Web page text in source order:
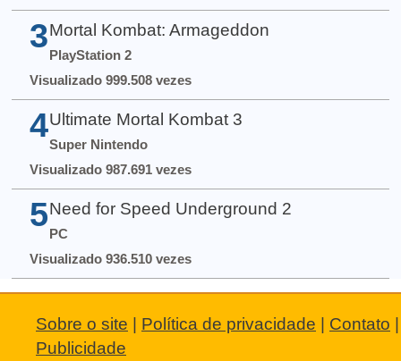
3 Mortal Kombat: Armageddon
PlayStation 2
Visualizado 999.508 vezes
4 Ultimate Mortal Kombat 3
Super Nintendo
Visualizado 987.691 vezes
5 Need for Speed Underground 2
PC
Visualizado 936.510 vezes
Sobre o site | Política de privacidade | Contato |
Publicidade